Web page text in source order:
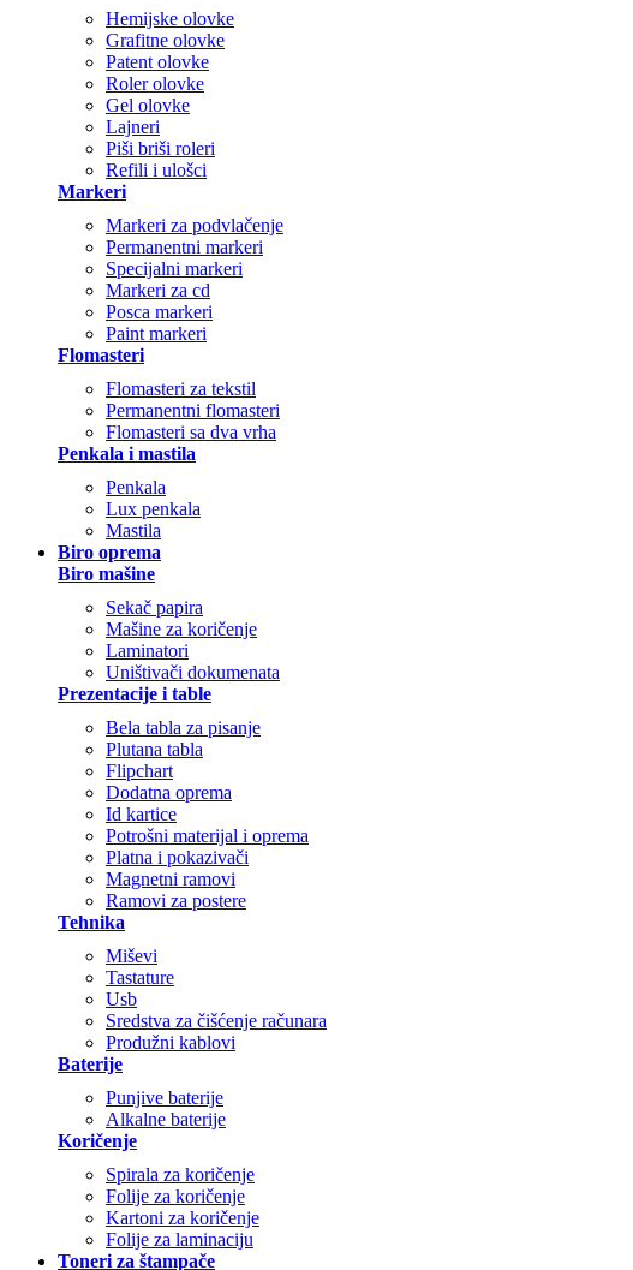
Hemijske olovke
Grafitne olovke
Patent olovke
Roler olovke
Gel olovke
Lajneri
Piši briši roleri
Refili i ulošci
Markeri
Markeri za podvlačenje
Permanentni markeri
Specijalni markeri
Markeri za cd
Posca markeri
Paint markeri
Flomasteri
Flomasteri za tekstil
Permanentni flomasteri
Flomasteri sa dva vrha
Penkala i mastila
Penkala
Lux penkala
Mastila
Biro oprema
Biro mašine
Sekač papira
Mašine za koričenje
Laminatori
Uništivači dokumenata
Prezentacije i table
Bela tabla za pisanje
Plutana tabla
Flipchart
Dodatna oprema
Id kartice
Potrošni materijal i oprema
Platna i pokazivači
Magnetni ramovi
Ramovi za postere
Tehnika
Miševi
Tastature
Usb
Sredstva za čišćenje računara
Produžni kablovi
Baterije
Punjive baterije
Alkalne baterije
Koričenje
Spirala za koričenje
Folije za koričenje
Kartoni za koričenje
Folije za laminaciju
Toneri za štampače